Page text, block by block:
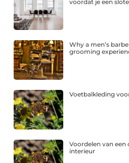
voordat je een
Why a men’s
grooming
Voetbalkleding
Voordelen van een
interieur